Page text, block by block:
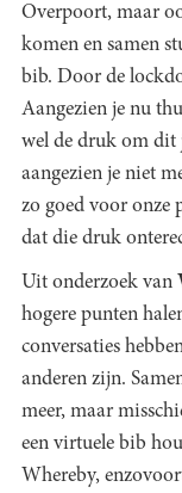
Overpoort, maar
komen en samen
bib. Door de
Aangezien je nu
wel de druk om dit
aangezien je niet
zo goed voor onze
dat die druk
Uit onderzoek van
hogere punten
conversaties
anderen zijn.
meer, maar
een virtuele bib
Whereby,